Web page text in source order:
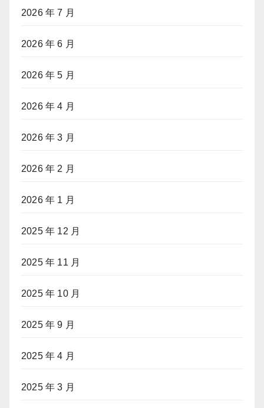
2026 年 7 月
2026 年 6 月
2026 年 5 月
2026 年 4 月
2026 年 3 月
2026 年 2 月
2026 年 1 月
2025 年 12 月
2025 年 11 月
2025 年 10 月
2025 年 9 月
2025 年 4 月
2025 年 3 月